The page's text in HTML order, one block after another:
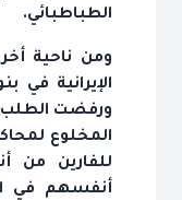
الطباطبائي.
ومن ناحية
ورفضت الطلب
المخلوع
للفارين من
أنفسهم في